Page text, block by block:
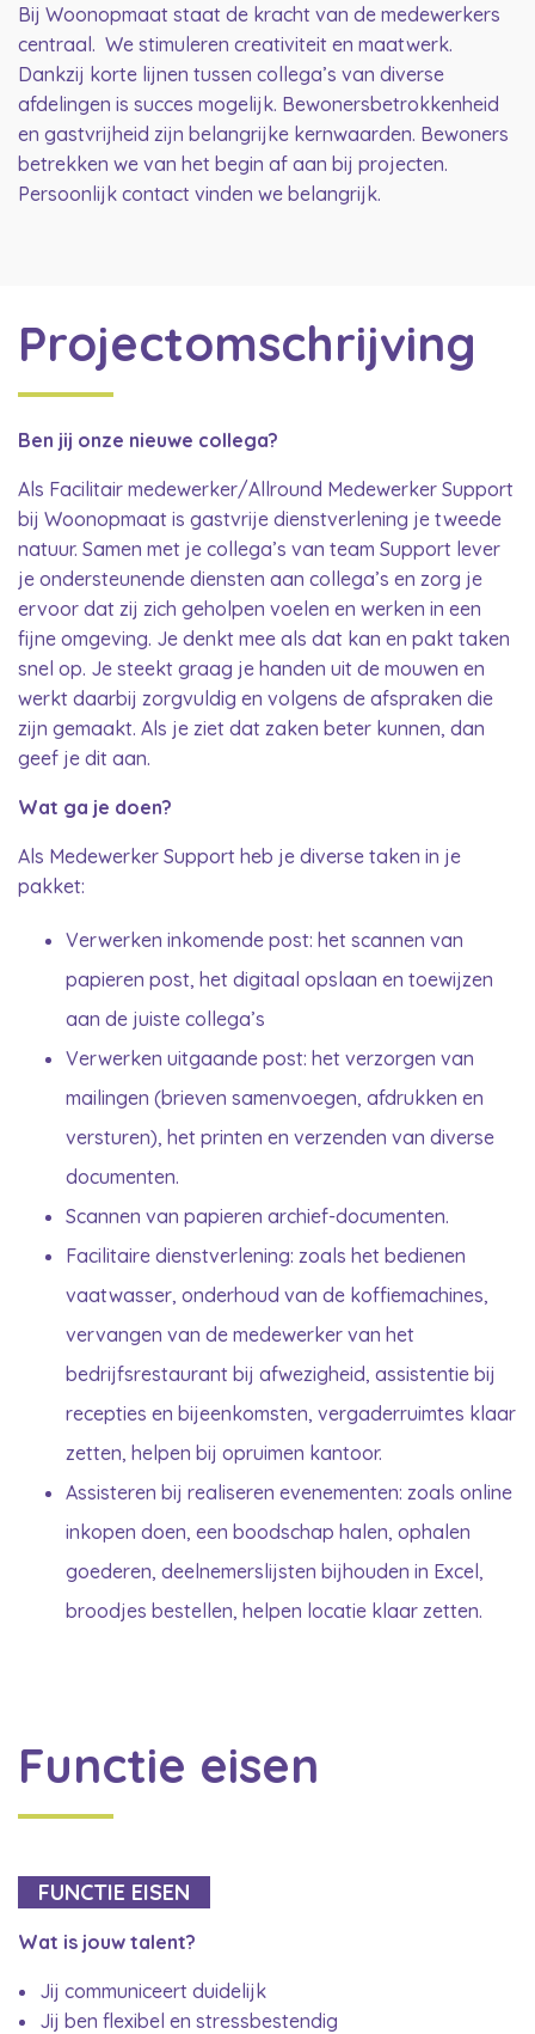
Bij Woonopmaat staat de kracht van de medewerkers
centraal. We stimuleren creativiteit en maatwerk.
Dankzij korte lijnen tussen collega’s van diverse
afdelingen is succes mogelijk. Bewonersbetrokkenheid
en gastvrijheid zijn belangrijke kernwaarden. Bewoners
betrekken we van het begin af aan bij projecten.
Persoonlijk contact vinden we belangrijk.
Projectomschrijving
Ben jij onze nieuwe collega?
Als Facilitair medewerker/Allround Medewerker Support
bij Woonopmaat is gastvrije dienstverlening je tweede
natuur. Samen met je collega’s van team Support lever
je ondersteunende diensten aan collega’s en zorg je
ervoor dat zij zich geholpen voelen en werken in een
fijne omgeving. Je denkt mee als dat kan en pakt taken
snel op. Je steekt graag je handen uit de mouwen en
werkt daarbij zorgvuldig en volgens de afspraken die
zijn gemaakt. Als je ziet dat zaken beter kunnen, dan
geef je dit aan.
Wat ga je doen?
Als Medewerker Support heb je diverse taken in je
pakket:
Verwerken inkomende post: het scannen van
papieren post, het digitaal opslaan en toewijzen
aan de juiste collega’s
Verwerken uitgaande post: het verzorgen van
mailingen (brieven samenvoegen, afdrukken en
versturen), het printen en verzenden van diverse
documenten.
Scannen van papieren archief-documenten.
Facilitaire dienstverlening: zoals het bedienen
vaatwasser, onderhoud van de koffiemachines,
vervangen van de medewerker van het
bedrijfsrestaurant bij afwezigheid, assistentie bij
recepties en bijeenkomsten, vergaderruimtes klaar
zetten, helpen bij opruimen kantoor.
Assisteren bij realiseren evenementen: zoals online
inkopen doen, een boodschap halen, ophalen
goederen, deelnemerslijsten bijhouden in Excel,
broodjes bestellen, helpen locatie klaar zetten.
Functie eisen
FUNCTIE EISEN
Wat is jouw talent?
Jij communiceert duidelijk
Jij ben flexibel en stressbestendig